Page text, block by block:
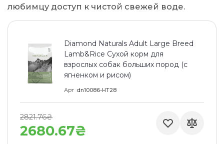
любимцу доступ к чистой свежей воде.
Diamond Naturals Adult Large Breed
Lamb&Rice Сухой корм для
взрослых собак больших пород (с
ягненком и рисом)
Арт dn10086-HT28
2680.67₴
2821.76₴